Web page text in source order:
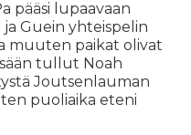
pääsi lupaavaan
Guein yhteispelin
muuten paikat olivat
tullut Noah
Joutsenlauman
puoliaika eteni